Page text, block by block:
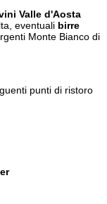
Valle d'Aosta
eventuali birre
Monte Bianco di
punti di ristoro